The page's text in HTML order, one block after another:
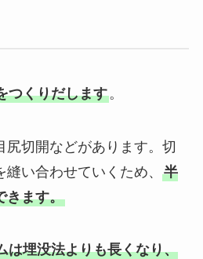
つくりだします。
尻切開などがあります。切
い合わせていくため、 半
きます。
は埋没法よりも長くなり、